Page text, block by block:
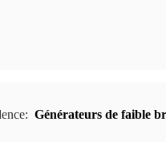
Générateurs de faible